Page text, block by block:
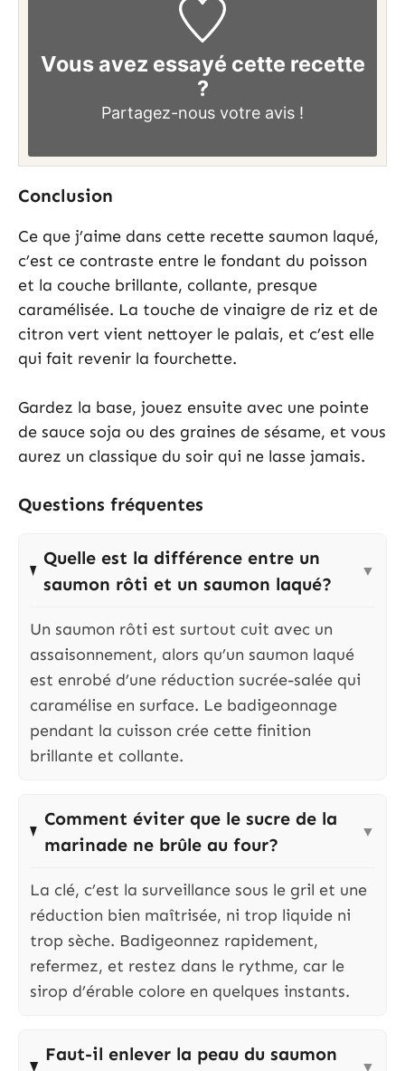
Vous avez essayé cette recette
?
Partagez-nous votre avis !
Conclusion
Ce que j’aime dans cette recette saumon laqué,
c’est ce contraste entre le fondant du poisson
et la couche brillante, collante, presque
caramélisée. La touche de vinaigre de riz et de
citron vert vient nettoyer le palais, et c’est elle
qui fait revenir la fourchette.
Gardez la base, jouez ensuite avec une pointe
de sauce soja ou des graines de sésame, et vous
aurez un classique du soir qui ne lasse jamais.
Questions fréquentes
Quelle est la différence entre un
saumon rôti et un saumon laqué?
▼
Un saumon rôti est surtout cuit avec un
assaisonnement, alors qu’un saumon laqué
est enrobé d’une réduction sucrée-salée qui
caramélise en surface. Le badigeonnage
pendant la cuisson crée cette finition
brillante et collante.
Comment éviter que le sucre de la
marinade ne brûle au four?
▼
La clé, c’est la surveillance sous le gril et une
réduction bien maîtrisée, ni trop liquide ni
trop sèche. Badigeonnez rapidement,
refermez, et restez dans le rythme, car le
sirop d’érable colore en quelques instants.
Faut-il enlever la peau du saumon
▼